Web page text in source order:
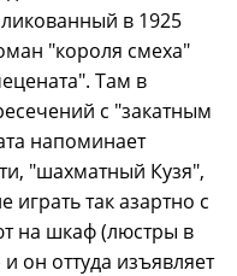
в 1925
"короля смеха"
Там в
с "закатным
напоминает
"шахматный Кузя",
играть так азартно с
на шкаф (люстры в
он оттуда изъявляет